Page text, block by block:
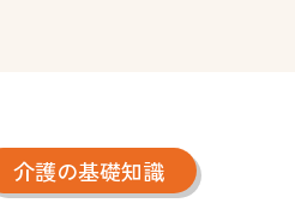
介護の基礎知識